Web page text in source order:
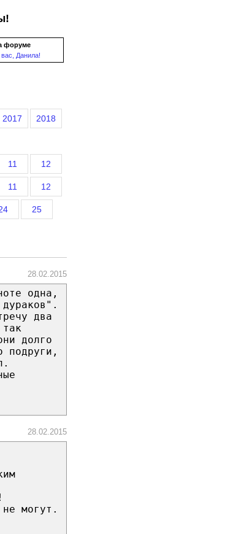
форуме
Данила!
2017 2018
11 12
11 12
25
28.02.2015
одна,
два
долго
подруги,
28.02.2015
могут.